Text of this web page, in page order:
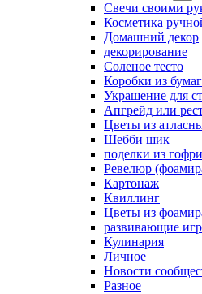
Свечи своими
Косметика
Домашний декор
декорирование
Соленое тесто
Коробки из
Украшение для
Апгрейд или
Цветы из
Шебби шик
поделки из
Ревелюр
Картонаж
Квиллинг
Цветы из
развивающие
Кулинария
Личное
Новости
Разное